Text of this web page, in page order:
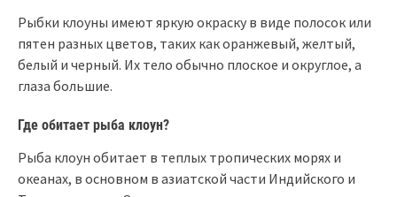
Рыбки клоуны имеют яркую окраску в виде полосок или
пятен разных цветов, таких как оранжевый, желтый,
белый и черный. Их тело обычно плоское и округлое, а
глаза большие.
Где обитает рыба клоун?
Рыба клоун обитает в теплых тропических морях и
океанах, в основном в азиатской части Индийского и